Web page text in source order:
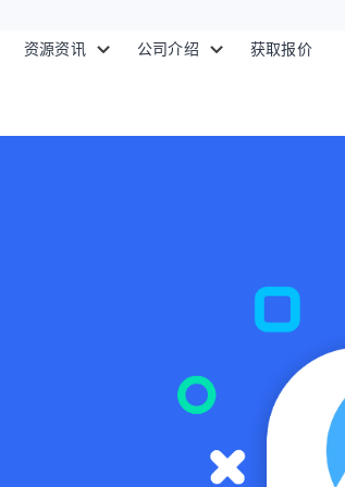
资源资讯 公司介绍 获取报价